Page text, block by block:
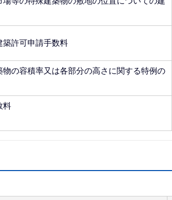
築許可申請手数料
の容積率又は各部分の高さに関する特例の
料